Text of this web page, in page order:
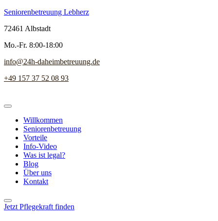
Seniorenbetreuung Lebherz
72461 Albstadt
Mo.-Fr. 8:00-18:00
info@24h-daheimbetreuung.de
+49 157 37 52 08 93
Willkommen
Seniorenbetreuung
Vorteile
Info-Video
Was ist legal?
Blog
Über uns
Kontakt
Jetzt Pflegekraft finden